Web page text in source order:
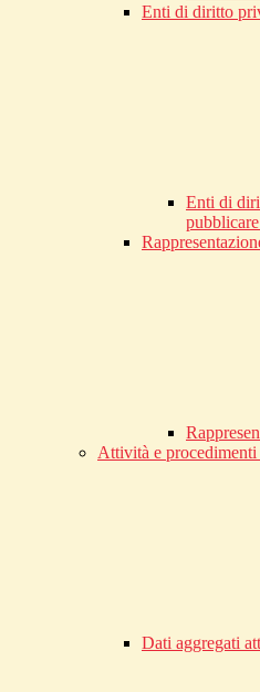
Enti di diritto
Enti di
Attività e procedimenti
Dati aggregati